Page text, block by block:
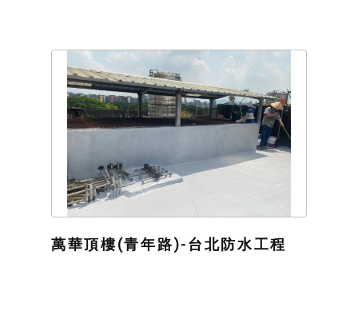
萬華頂樓(青年路)-台北防水工程